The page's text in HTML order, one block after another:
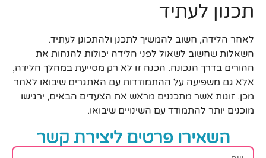
תכנון לעתיד
לאחר הלידה, חשוב להמשיך לתכנן ולהתכונן לעתיד.
השאלות שחשוב לשאול לפני הלידה יכולות להנחות את
ההורים בדרך הנכונה. הכנה זו לא רק מסייעת במהלך הלידה,
אלא גם משפיעה על ההתמודדות עם האתגרים שיבואו לאחר
מכן. זוגות אשר מתכננים מראש את הצעדים הבאים, ירגישו
מוכנים יותר להתמודד עם השינויים שיבואו.
השאירו פרטים ליצירת קשר